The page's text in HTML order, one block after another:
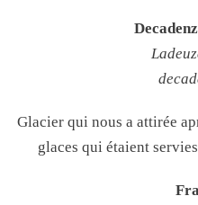
Glacier qui nous a attirée
glaces qui étaient